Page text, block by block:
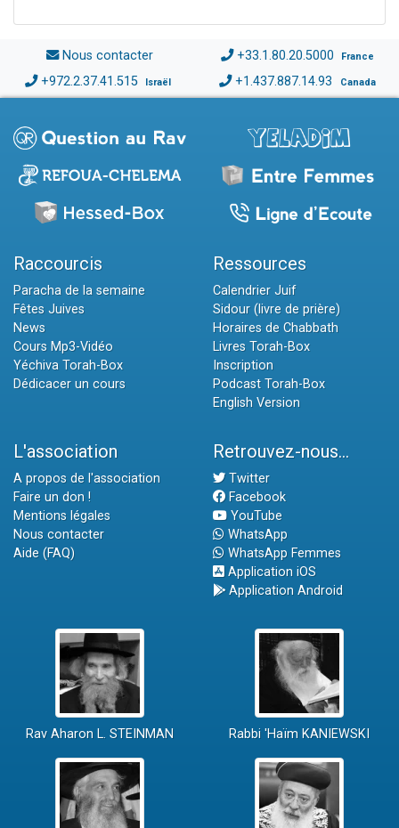
Nous contacter +33.1.80.20.5000 France
+972.2.37.41.515 Israël +1.437.887.14.93 Canada
Raccourcis
Paracha de la semaine
Fêtes Juives
News
Cours Mp3-Vidéo
Yéchiva Torah-Box
Dédicacer un cours
Ressources
Calendrier Juif
Sidour (livre de prière)
Horaires de Chabbath
Livres Torah-Box
Inscription
Podcast Torah-Box
English Version
L'association
A propos de l'association
Faire un don !
Mentions légales
Nous contacter
Aide (FAQ)
Retrouvez-nous...
Twitter
Facebook
YouTube
WhatsApp
WhatsApp Femmes
Application iOS
Application Android
Rav Aharon L. STEINMAN Rabbi 'Haïm KANIEWSKI